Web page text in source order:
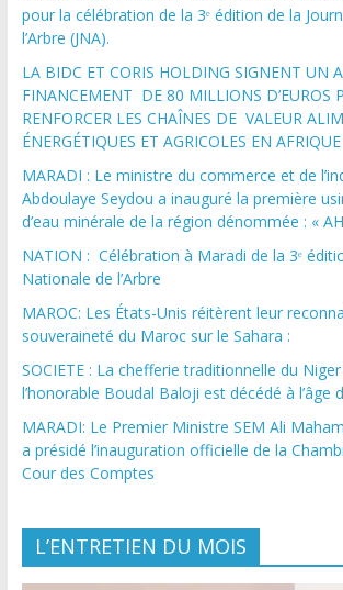
pour la célébration de la 3ᵉ édition de la
l’Arbre (JNA).
LA BIDC ET CORIS HOLDING SIGNENT UN
FINANCEMENT DE 80 MILLIONS D’EUROS
RENFORCER LES CHAÎNES DE VALEUR
ÉNERGÉTIQUES ET AGRICOLES EN
MARADI : Le ministre du commerce et de
Abdoulaye Seydou a inauguré la première
d’eau minérale de la région dénommée : «
NATION : Célébration à Maradi de la 3ᵉ
Nationale de l’Arbre
MAROC: Les États-Unis réitèrent leur
souveraineté du Maroc sur le Sahara :
SOCIETE : La chefferie traditionnelle du
l’honorable Boudal Baloji est décédé à l’âge
MARADI: Le Premier Ministre SEM Ali
a présidé l’inauguration officielle de la
Cour des Comptes
L’ENTRETIEN DU MOIS